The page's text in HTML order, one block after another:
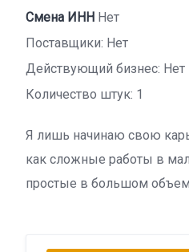
Смена ИНН Нет
Поставщики: Нет
Действующий бизнес: Нет
Количество штук: 1
Я лишь начинаю свою
как сложные работы в
простые в большом